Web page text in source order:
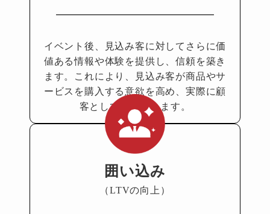
イベント後、見込み客に対して さらに価
値ある情報や体験を提供し、信頼を築き
ます。これに より、見込み客が商品やサ
ービスを購入する意欲を高め、実際に顧
客として転換されます。
囲い込み
（LTVの向上）